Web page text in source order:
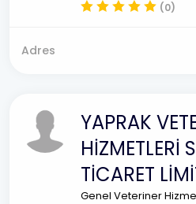
(0)
Adres
YAPRAK
HİZMETLERİ
TİCARET
Genel Veteriner